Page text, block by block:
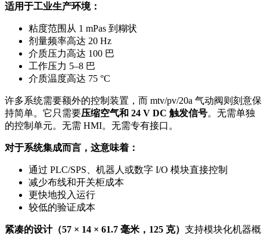
适用于工业生产环境：
粘度范围从 1 mPas 到糊状
剂量频率高达 20 Hz
介质压力高达 100 巴
工作压力 5–8 巴
介质温度高达 75 °C
许多系统需要额外的控制装置，而 mtv/pv/20a 气动阀则刻意保
持简单。它只需要压缩空气和 24 V DC 触发信号。无需单独
的控制单元。无需 HMI。无需专有接口。
对于系统集成而言，这意味着：
通过 PLC/SPS、机器人或数字 I/O 模块直接控制
减少布线和开关柜成本
更快地投入运行
较低的验证成本
紧凑的设计（57 × 14 × 61.7 毫米，125 克） 支持模块化机器概